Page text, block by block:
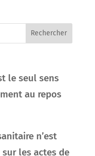
le seul sens
au repos
n’est
sur les actes de